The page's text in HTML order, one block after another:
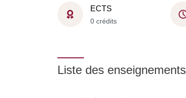
ECTS
0 crédits
Liste des enseignements